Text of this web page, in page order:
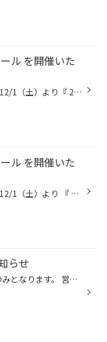
ル を開催いた
タイヤ館 西脇店では、12/1（土）より『 2018年最終 決算セール 』 を開催致します！！期間中はお買い得なスタッドレスタイヤセットがてんこ盛り！！もちろんお買い得 夏タイヤ もたくさんご用意していますので夏タイヤ・冬タイヤの購入をご検討中の方は、ぜひお気軽にタイヤ館 西脇 にご来店くださ...
ル を開催いた
タイヤ館 西脇店では、12/1（土）より 『 2018年最終 決算セール 』 を開催致します！！ 期間中はお買い得なスタッドレスタイヤセットがてんこ盛り！！ もちろんお買い得 夏タイヤ もたくさんご用意していますので 夏タイヤ・冬タイヤの購入をご検討中の方は、ぜひお気軽に タイヤ館 西脇 にご来店...
らせ
12月の定休日は 31日のみとなります。 営業時間は 10：00 ～ 19：00 となります。 皆様のご来店を心よりお待ちしています。